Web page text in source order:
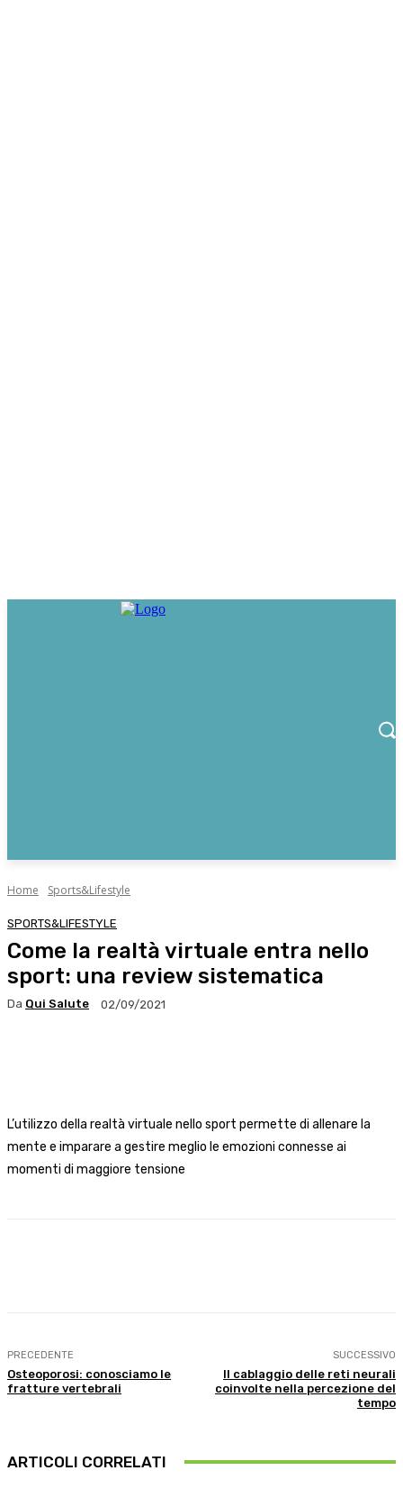
Home Sports&Lifestyle
SPORTS&LIFESTYLE
Come la realtà virtuale entra nello
sport: una review sistematica
Da Qui Salute 02/09/2021
L’utilizzo della realtà virtuale nello sport permette di allenare la
mente e imparare a gestire meglio le emozioni connesse ai
momenti di maggiore tensione
PRECEDENTE
Osteoporosi: conosciamo le
fratture vertebrali
SUCCESSIVO
Il cablaggio delle reti neurali
coinvolte nella percezione del
tempo
ARTICOLI CORRELATI